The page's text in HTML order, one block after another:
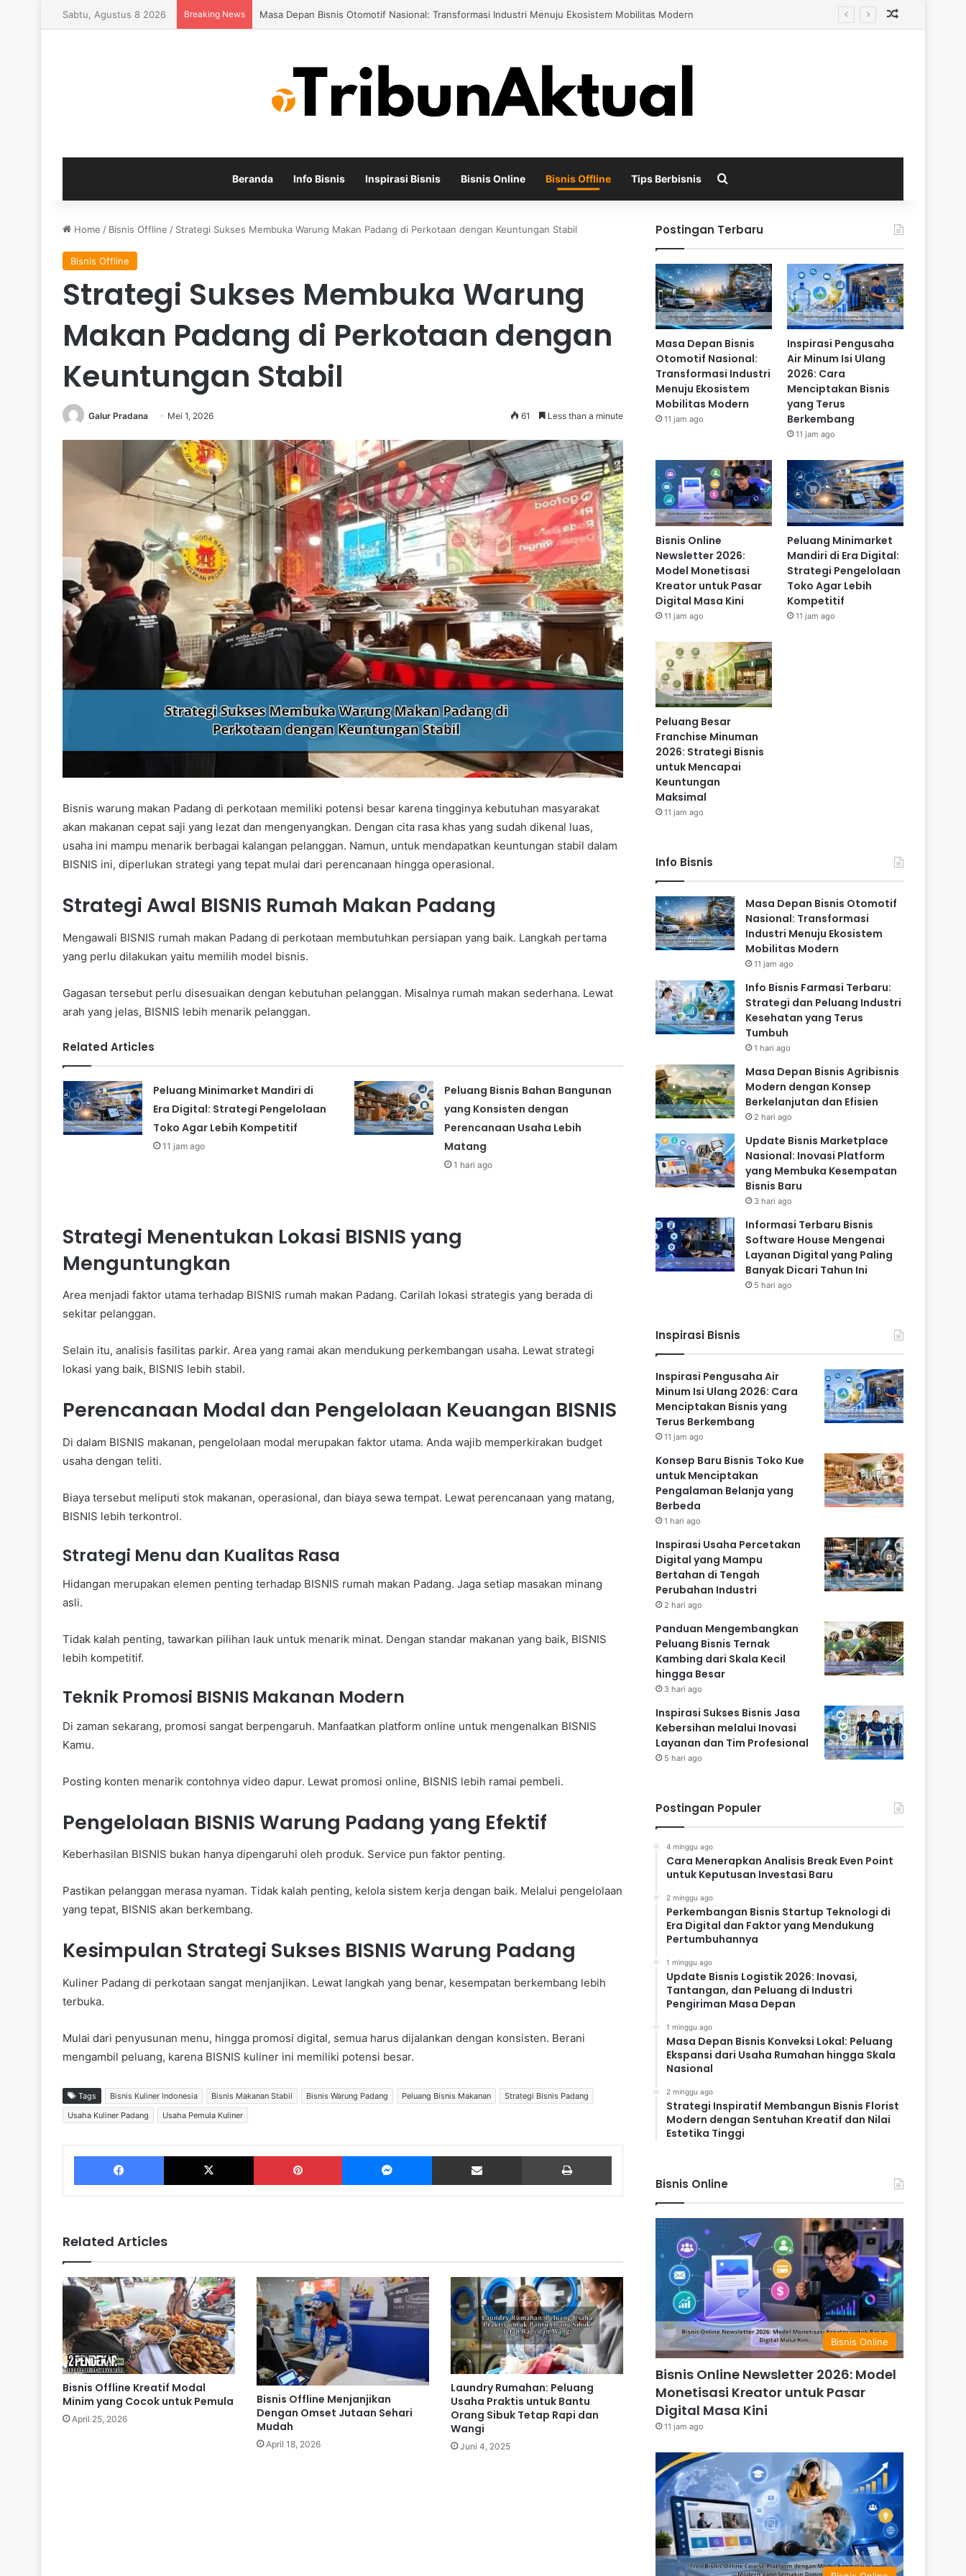
Sabtu, Agustus 8 2026 Breaking News Inspirasi Pengusaha Air Minum Isi Ulang 2026: Cara Menciptakan Bisnis yang Terus Berkembang
Beranda Info Bisnis Inspirasi Bisnis Bisnis Online Bisnis Offline Tips Berbisnis Search for
Home / Bisnis Offline / Strategi Sukses Membuka Warung Makan Padang di Perkotaan dengan Keuntungan Stabil
Bisnis Offline
Strategi Sukses Membuka Warung
Makan Padang di Perkotaan dengan
Keuntungan Stabil
Galur Pradana Mei 1, 2026 61 Less than a minute
Bisnis warung makan Padang di perkotaan memiliki potensi besar karena tingginya kebutuhan masyarakat
akan makanan cepat saji yang lezat dan mengenyangkan. Dengan cita rasa khas yang sudah dikenal luas,
usaha ini mampu menarik berbagai kalangan pelanggan. Namun, untuk mendapatkan keuntungan stabil dalam
BISNIS ini, diperlukan strategi yang tepat mulai dari perencanaan hingga operasional.
Strategi Awal BISNIS Rumah Makan Padang
Mengawali BISNIS rumah makan Padang di perkotaan membutuhkan persiapan yang baik. Langkah pertama
yang perlu dilakukan yaitu memilih model bisnis.
Gagasan tersebut perlu disesuaikan dengan kebutuhan pelanggan. Misalnya rumah makan sederhana. Lewat
arah yang jelas, BISNIS lebih menarik pelanggan.
Related Articles
Peluang Minimarket Mandiri di
Era Digital: Strategi Pengelolaan
Toko Agar Lebih Kompetitif
11 jam ago
Peluang Bisnis Bahan Bangunan
yang Konsisten dengan
Perencanaan Usaha Lebih
Matang
1 hari ago
Strategi Menentukan Lokasi BISNIS yang
Menguntungkan
Area menjadi faktor utama terhadap BISNIS rumah makan Padang. Carilah lokasi strategis yang berada di
sekitar pelanggan.
Selain itu, analisis fasilitas parkir. Area yang ramai akan mendukung perkembangan usaha. Lewat strategi
lokasi yang baik, BISNIS lebih stabil.
Perencanaan Modal dan Pengelolaan Keuangan BISNIS
Di dalam BISNIS makanan, pengelolaan modal merupakan faktor utama. Anda wajib memperkirakan budget
usaha dengan teliti.
Biaya tersebut meliputi stok makanan, operasional, dan biaya sewa tempat. Lewat perencanaan yang matang,
BISNIS lebih terkontrol.
Strategi Menu dan Kualitas Rasa
Hidangan merupakan elemen penting terhadap BISNIS rumah makan Padang. Jaga setiap masakan minang
asli.
Tidak kalah penting, tawarkan pilihan lauk untuk menarik minat. Dengan standar makanan yang baik, BISNIS
lebih kompetitif.
Teknik Promosi BISNIS Makanan Modern
Di zaman sekarang, promosi sangat berpengaruh. Manfaatkan platform online untuk mengenalkan BISNIS
Kamu.
Posting konten menarik contohnya video dapur. Lewat promosi online, BISNIS lebih ramai pembeli.
Pengelolaan BISNIS Warung Padang yang Efektif
Keberhasilan BISNIS bukan hanya dipengaruhi oleh produk. Service pun faktor penting.
Pastikan pelanggan merasa nyaman. Tidak kalah penting, kelola sistem kerja dengan baik. Melalui pengelolaan
yang tepat, BISNIS akan berkembang.
Kesimpulan Strategi Sukses BISNIS Warung Padang
Kuliner Padang di perkotaan sangat menjanjikan. Lewat langkah yang benar, kesempatan berkembang lebih
terbuka.
Mulai dari penyusunan menu, hingga promosi digital, semua harus dijalankan dengan konsisten. Berani
mengambil peluang, karena BISNIS kuliner ini memiliki potensi besar.
Tags Bisnis Kuliner Indonesia Bisnis Makanan Stabil Bisnis Warung Padang Peluang Bisnis Makanan
Strategi Bisnis Padang
Usaha Kuliner Padang
Usaha Pemula Kuliner
Facebook X Pinterest Messenger Share via Email
Related Articles
Bisnis Offline Kreatif Modal
Minim yang Cocok untuk Pemula
April 25, 2026
Bisnis Offline Menjanjikan
Dengan Omset Jutaan Sehari
Mudah
April 18, 2026
Laundry Rumahan: Peluang
Usaha Praktis untuk Bantu
Orang Sibuk Tetap Rapi dan
Wangi
Juni 4, 2025
Postingan Terbaru
Masa Depan Bisnis
Otomotif Nasional:
Transformasi Industri
Menuju Ekosistem
Mobilitas Modern
11 jam ago
Inspirasi Pengusaha
Air Minum Isi Ulang
2026: Cara
Menciptakan Bisnis
yang Terus
Berkembang
11 jam ago
Bisnis Online
Newsletter 2026:
Model Monetisasi
Kreator untuk Pasar
Digital Masa Kini
11 jam ago
Peluang Minimarket
Mandiri di Era Digital:
Strategi Pengelolaan
Toko Agar Lebih
Kompetitif
11 jam ago
Peluang Besar
Franchise Minuman
2026: Strategi Bisnis
untuk Mencapai
Keuntungan
Maksimal
11 jam ago
Info Bisnis
Masa Depan Bisnis Otomotif
Nasional: Transformasi
Industri Menuju Ekosistem
Mobilitas Modern
11 jam ago
Info Bisnis Farmasi Terbaru:
Strategi dan Peluang Industri
Kesehatan yang Terus
Tumbuh
1 hari ago
Masa Depan Bisnis Agribisnis
Modern dengan Konsep
Berkelanjutan dan Efisien
2 hari ago
Update Bisnis Marketplace
Nasional: Inovasi Platform
yang Membuka Kesempatan
Bisnis Baru
3 hari ago
Informasi Terbaru Bisnis
Software House Mengenai
Layanan Digital yang Paling
Banyak Dicari Tahun Ini
5 hari ago
Inspirasi Bisnis
Inspirasi Pengusaha Air
Minum Isi Ulang 2026: Cara
Menciptakan Bisnis yang
Terus Berkembang
11 jam ago
Konsep Baru Bisnis Toko Kue
untuk Menciptakan
Pengalaman Belanja yang
Berbeda
1 hari ago
Inspirasi Usaha Percetakan
Digital yang Mampu
Bertahan di Tengah
Perubahan Industri
2 hari ago
Panduan Mengembangkan
Peluang Bisnis Ternak
Kambing dari Skala Kecil
hingga Besar
3 hari ago
Inspirasi Sukses Bisnis Jasa
Kebersihan melalui Inovasi
Layanan dan Tim Profesional
5 hari ago
Postingan Populer
4 minggu ago
Cara Menerapkan Analisis Break Even Point
untuk Keputusan Investasi Baru
2 minggu ago
Perkembangan Bisnis Startup Teknologi di
Era Digital dan Faktor yang Mendukung
Pertumbuhannya
1 minggu ago
Update Bisnis Logistik 2026: Inovasi,
Tantangan, dan Peluang di Industri
Pengiriman Masa Depan
1 minggu ago
Masa Depan Bisnis Konveksi Lokal: Peluang
Ekspansi dari Usaha Rumahan hingga Skala
Nasional
2 minggu ago
Strategi Inspiratif Membangun Bisnis Florist
Modern dengan Sentuhan Kreatif dan Nilai
Estetika Tinggi
Bisnis Online
Bisnis Online
Bisnis Online Newsletter 2026: Model
Monetisasi Kreator untuk Pasar
Digital Masa Kini
11 jam ago